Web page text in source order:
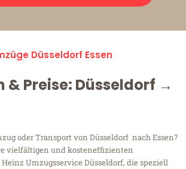
Düsseldorf Essen
& Preise: Düsseldorf →
oder Transport von Düsseldorf nach Essen?
vielfältigen und kosteneffizienten
Umzugsservice Düsseldorf, die speziell